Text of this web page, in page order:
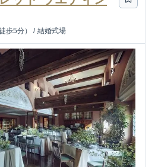
歩5分） / 結婚式場